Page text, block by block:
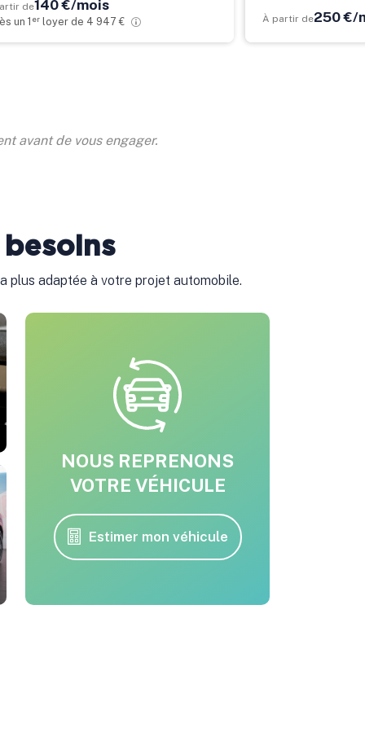
de140 €/mois
un 1 er loyer de 4 947 € À partir de250 €/
avant de vous engager.
plus adaptée à votre projet automobile.
NOUS REPRENONS
VOTRE VÉHICULE
Estimer mon véhicule